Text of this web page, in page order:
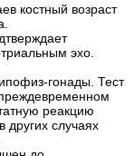
костный возраст
эхо.
гонады. Тест
реакцию
случаях